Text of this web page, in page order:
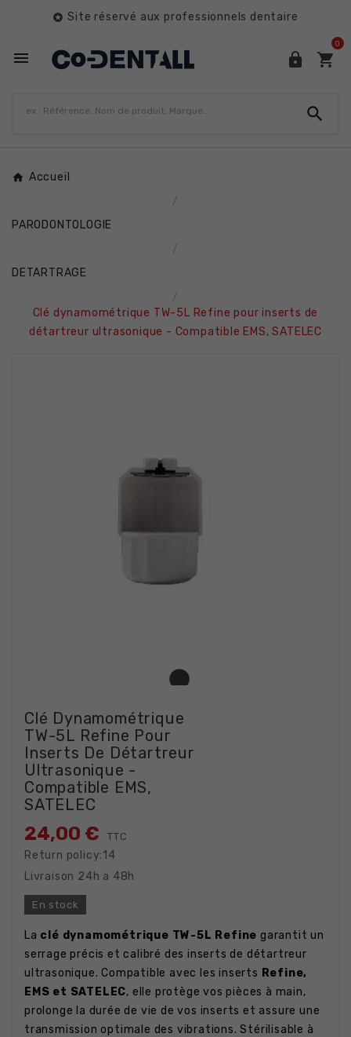
 Site réservé aux professionnels dentaire
  
0

Accueil
PARODONTOLOGIE
DETARTRAGE
Clé dynamométrique TW-5L Refine pour inserts de
détartreur ultrasonique - Compatible EMS, SATELEC
Clé Dynamométrique
TW-5L Refine Pour
Inserts De Détartreur
Ultrasonique -
Compatible EMS,
SATELEC
24,00 € TTC
Return policy:14
Livraison 24h a 48h
En stock
La clé dynamométrique TW-5L Refine garantit un
serrage précis et calibré des inserts de détartreur
ultrasonique. Compatible avec les inserts Refine,
EMS et SATELEC, elle protège vos pièces à main,
prolonge la durée de vie de vos inserts et assure une
transmission optimale des vibrations. Stérilisable à